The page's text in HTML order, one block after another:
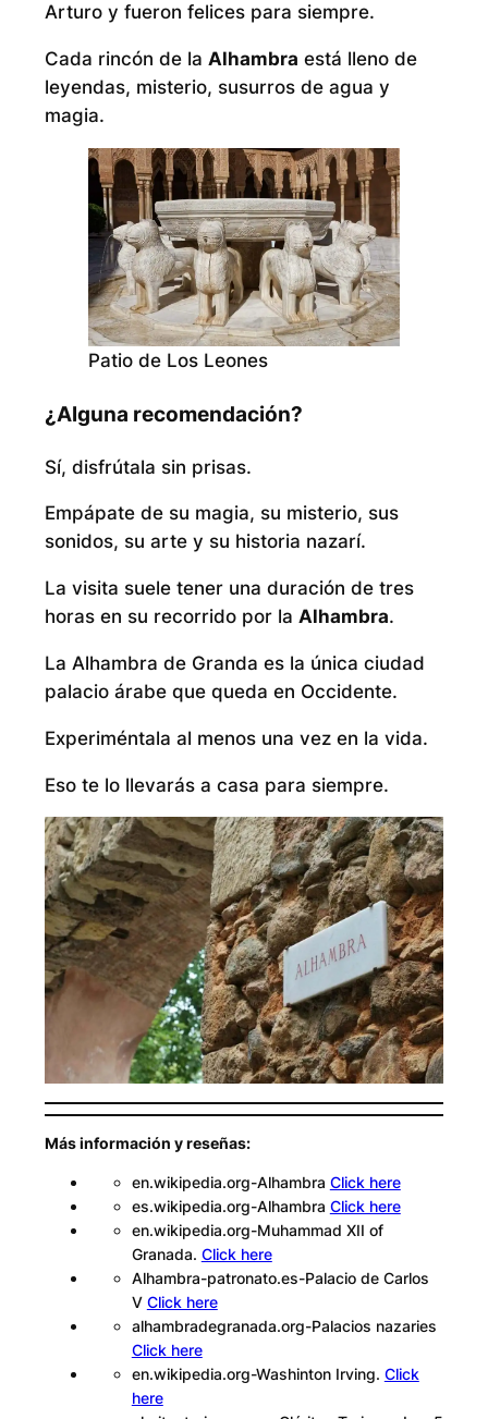
Arturo y fueron felices para siempre.
Cada rincón de la Alhambra está lleno de
leyendas, misterio, susurros de agua y
magia.
Patio de Los Leones
¿Alguna recomendación?
Sí, disfrútala sin prisas.
Empápate de su magia, su misterio, sus
sonidos, su arte y su historia nazarí.
La visita suele tener una duración de tres
horas en su recorrido por la Alhambra.
La Alhambra de Granda es la única ciudad
palacio árabe que queda en Occidente.
Experiméntala al menos una vez en la vida.
Eso te lo llevarás a casa para siempre.
Más información y reseñas:
en.wikipedia.org-Alhambra Click here
es.wikipedia.org-Alhambra Click here
en.wikipedia.org-Muhammad XII of
Granada. Click here
Alhambra-patronato.es-Palacio de Carlos
V Click here
alhambradegranada.org-Palacios nazaries
Click here
en.wikipedia.org-Washinton Irving. Click
here